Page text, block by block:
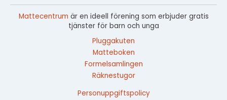
Mattecentrum är en ideell förening som erbjuder gratis
tjänster för barn och unga
Pluggakuten
Matteboken
Formelsamlingen
Räknestugor
Personuppgiftspolicy